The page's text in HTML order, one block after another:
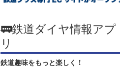
🚃鉄道ダイヤ情報アプ
リ
鉄道趣味をもっと楽しく！